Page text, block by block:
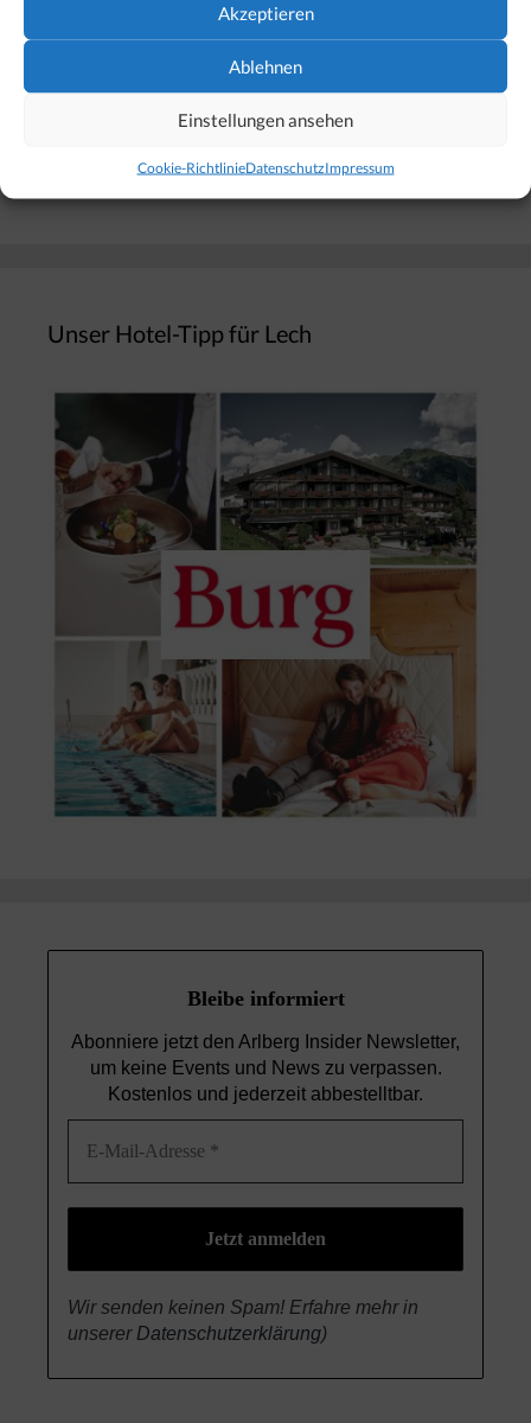
Akzeptieren
Ablehnen
Einstellungen ansehen
Cookie-RichtlinieDatenschutzImpressum
Unser Hotel-Tipp für Lech
Bleibe informiert
Abonniere jetzt den Arlberg Insider Newsletter,
um keine Events und Newszu verpassen.
Kostenlos und jederzeit abbestelltbar.
Wir senden keinen Spam! Erfahre mehr in
unserer Datenschutzerklärung)